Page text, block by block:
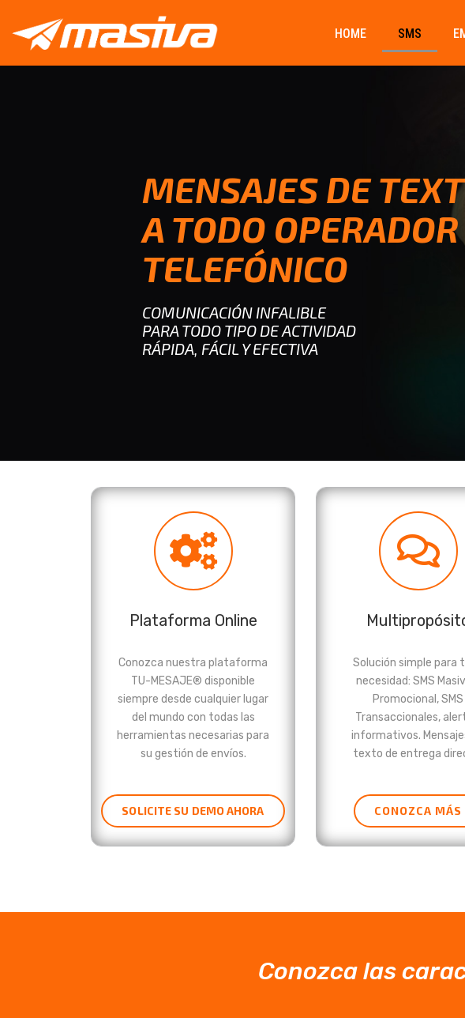
HOME SMS
MENSAJES DE
A TODO OPERADOR
TELEFÓNICO
COMUNICACIÓN INFALIBLE
PARA TODO TIPO DE ACTIVIDAD
RÁPIDA, FÁCIL Y EFECTIVA
Plataforma Online
Conozca nuestra plataforma
TU-MESAJE® disponible
siempre desde cualquier lugar
del mundo con todas las
herramientas necesarias para
su gestión de envíos.
SOLICITE SU DEMO AHORA
Solución simple para
necesidad: SMS
Promocional, SMS
Transaccionales,
informativos.
texto de entrega
CONOZCA MÁS
Conozca las